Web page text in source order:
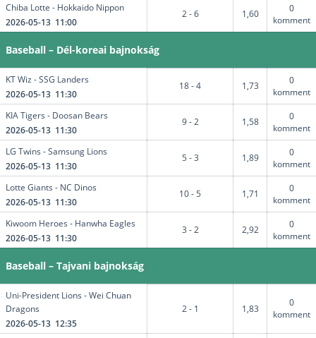
Chiba Lotte - Hokkaido Nippon
2026-05-13 11:00
2 - 6 1,60
0
komment
Baseball – Dél-koreai bajnokság
KT Wiz - SSG Landers
2026-05-13 11:30
18 - 4 1,73
0
komment
KIA Tigers - Doosan Bears
2026-05-13 11:30
9 - 2 1,58
0
komment
LG Twins - Samsung Lions
2026-05-13 11:30
5 - 3 1,89
0
komment
Lotte Giants - NC Dinos
2026-05-13 11:30
10 - 5 1,71
0
komment
Kiwoom Heroes - Hanwha Eagles
2026-05-13 11:30
3 - 2 2,92
0
komment
Baseball – Tajvani bajnokság
Uni-President Lions - Wei Chuan
Dragons
2026-05-13 12:35
2 - 1 1,83
0
komment